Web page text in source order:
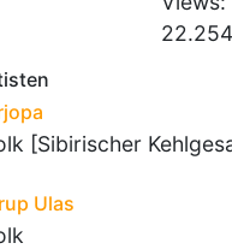
22.254
[Sibirischer
Ulas